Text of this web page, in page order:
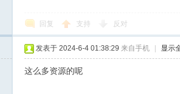
回复 支持 反对
发表于 2024-6-4 01:38:29 来自手机 显示
这么多资源的呢